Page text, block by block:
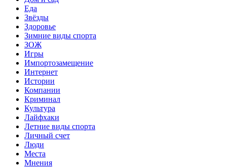
Еда
Звёзды
Здоровье
Зимние виды спорта
ЗОЖ
Игры
Импортозамещение
Интернет
Истории
Компании
Криминал
Культура
Лайфхаки
Летние виды спорта
Личный счет
Люди
Места
Мнения